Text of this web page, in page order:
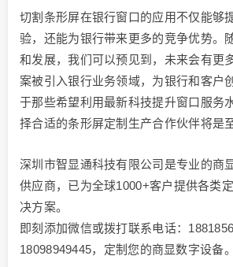
切割条形屏在银行窗口的应用不仅能够
验，还能为银行带来更多的竞争优势。
和发展，我们可以预见到，未来会有更
案被引入银行业务领域，为银行和客户
于那些希望利用最新科技提升窗口服务
择合适的条形屏定制生产合作伙伴将是
深圳市智显通科技有限公司是专业的商
供应商，已为全球1000+客户提供各类
决方案。
即刻添加微信或拨打联系电话：
18098949445，定制您的商显数字设备。